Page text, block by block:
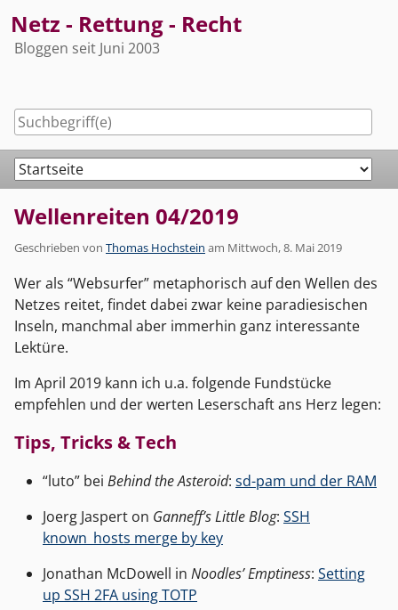
to
content
Netz - Rettung - Recht
Bloggen seit Juni 2003
Navigation
Wellenreiten 04/2019
Geschrieben von Thomas Hochstein am Mittwoch, 8. Mai 2019
Wer als “Websurfer” metaphorisch auf den Wellen des
Netzes reitet, findet dabei zwar keine paradiesischen
Inseln, manchmal aber immerhin ganz interessante
Lektüre.
Im April 2019 kann ich u.a. folgende Fundstücke
empfehlen und der werten Leserschaft ans Herz legen:
Tips, Tricks & Tech
“luto” bei Behind the Asteroid: sd-pam und der RAM
Joerg Jaspert on Ganneff’s Little Blog: SSH
known_hosts merge by key
Jonathan McDowell in Noodles’ Emptiness: Setting
up SSH 2FA using TOTP